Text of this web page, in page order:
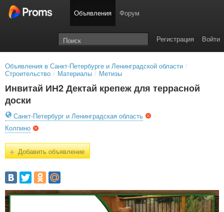
Объявления Форум
Войти
Регистрация
Объявления в Санкт-Петербурге и Ленинградской области /
Строительство / Материалы / Метизы
Инвитай ИН2 Дектай крепеж для террасной
доски
Санкт-Петербург и Ленинградская область
Колпино
+Добавить объявление